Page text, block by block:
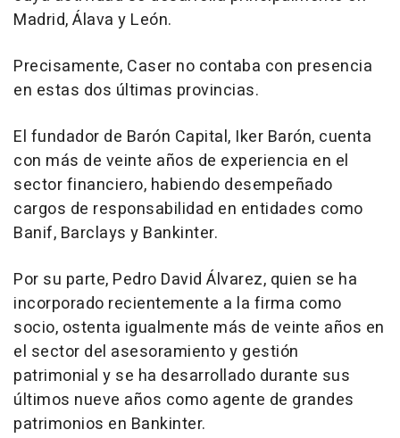
Madrid, Álava y León.
Precisamente, Caser no contaba con presencia
en estas dos últimas provincias.
El fundador de Barón Capital, Iker Barón, cuenta
con más de veinte años de experiencia en el
sector financiero, habiendo desempeñado
cargos de responsabilidad en entidades como
Banif, Barclays y Bankinter.
Por su parte, Pedro David Álvarez, quien se ha
incorporado recientemente a la firma como
socio, ostenta igualmente más de veinte años en
el sector del asesoramiento y gestión
patrimonial y se ha desarrollado durante sus
últimos nueve años como agente de grandes
patrimonios en Bankinter.